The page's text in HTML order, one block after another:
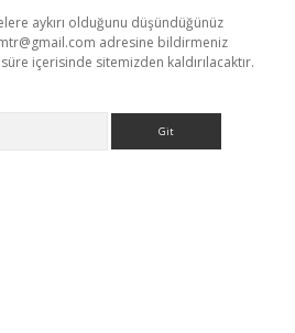
aykırı olduğunu düşündüğünüz
adresine bildirmeniz
içerisinde sitemizden kaldırılacaktır.